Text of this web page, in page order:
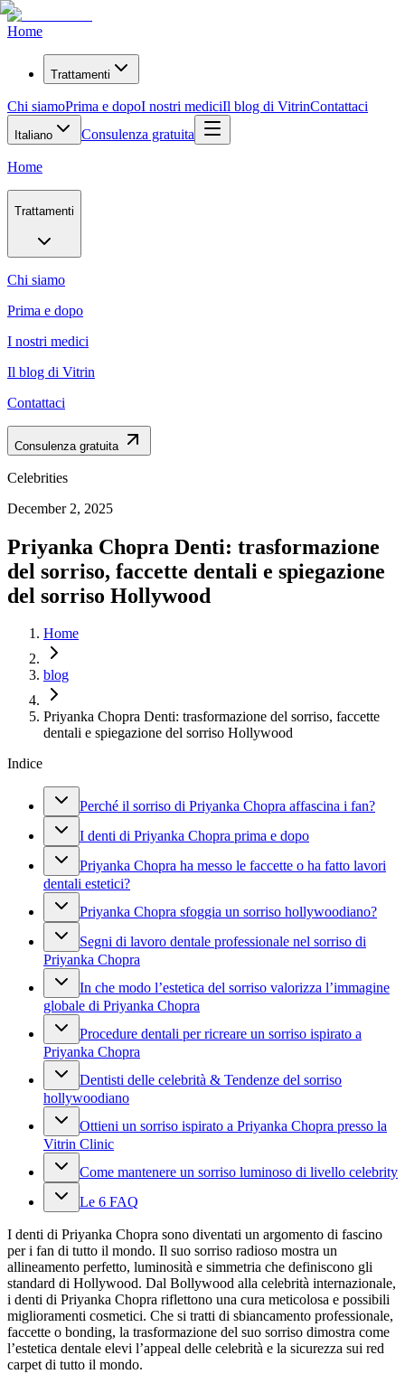
Home
Trattamenti
Chi siamoPrima e dopoI nostri mediciIl blog di VitrinContattaci
Italiano Consulenza gratuita
Home
Trattamenti
Chi siamo
Prima e dopo
I nostri medici
Il blog di Vitrin
Contattaci
Consulenza gratuita
Celebrities
December 2, 2025
Priyanka Chopra Denti: trasformazione
del sorriso, faccette dentali e spiegazione
del sorriso Hollywood
Home
blog
Priyanka Chopra Denti: trasformazione del sorriso, faccette
dentali e spiegazione del sorriso Hollywood
Indice
Perché il sorriso di Priyanka Chopra affascina i fan?
I denti di Priyanka Chopra prima e dopo
Priyanka Chopra ha messo le faccette o ha fatto lavori
dentali estetici?
Priyanka Chopra sfoggia un sorriso hollywoodiano?
Segni di lavoro dentale professionale nel sorriso di
Priyanka Chopra
In che modo l’estetica del sorriso valorizza l’immagine
globale di Priyanka Chopra
Procedure dentali per ricreare un sorriso ispirato a
Priyanka Chopra
Dentisti delle celebrità & Tendenze del sorriso
hollywoodiano
Ottieni un sorriso ispirato a Priyanka Chopra presso la
Vitrin Clinic
Come mantenere un sorriso luminoso di livello celebrity
Le 6 FAQ
I denti di Priyanka Chopra sono diventati un argomento di fascino
per i fan di tutto il mondo. Il suo sorriso radioso mostra un
allineamento perfetto, luminosità e simmetria che definiscono gli
standard di Hollywood. Dal Bollywood alla celebrità internazionale,
i denti di Priyanka Chopra riflettono una cura meticolosa e possibili
miglioramenti cosmetici. Che si tratti di sbiancamento professionale,
faccette o bonding, la trasformazione del suo sorriso dimostra come
l’estetica dentale elevi l’appeal delle celebrità e la sicurezza sui red
carpet di tutto il mondo.